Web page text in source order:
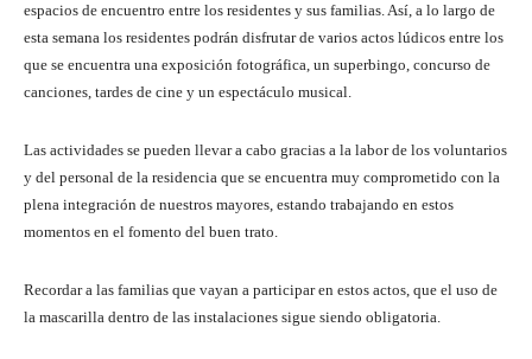
espacios de encuentro entre los residentes y sus familias. Así, a lo largo de
esta semana los residentes podrán disfrutar de varios actos lúdicos entre los
que se encuentra una exposición fotográfica, un superbingo, concurso de
canciones, tardes de cine y un espectáculo musical.
Las actividades se pueden llevar a cabo gracias a la labor de los voluntarios
y del personal de la residencia que se encuentra muy comprometido con la
plena integración de nuestros mayores, estando trabajando en estos
momentos en el fomento del buen trato.
Recordar a las familias que vayan a participar en estos actos, que el uso de
la mascarilla dentro de las instalaciones sigue siendo obligatoria.